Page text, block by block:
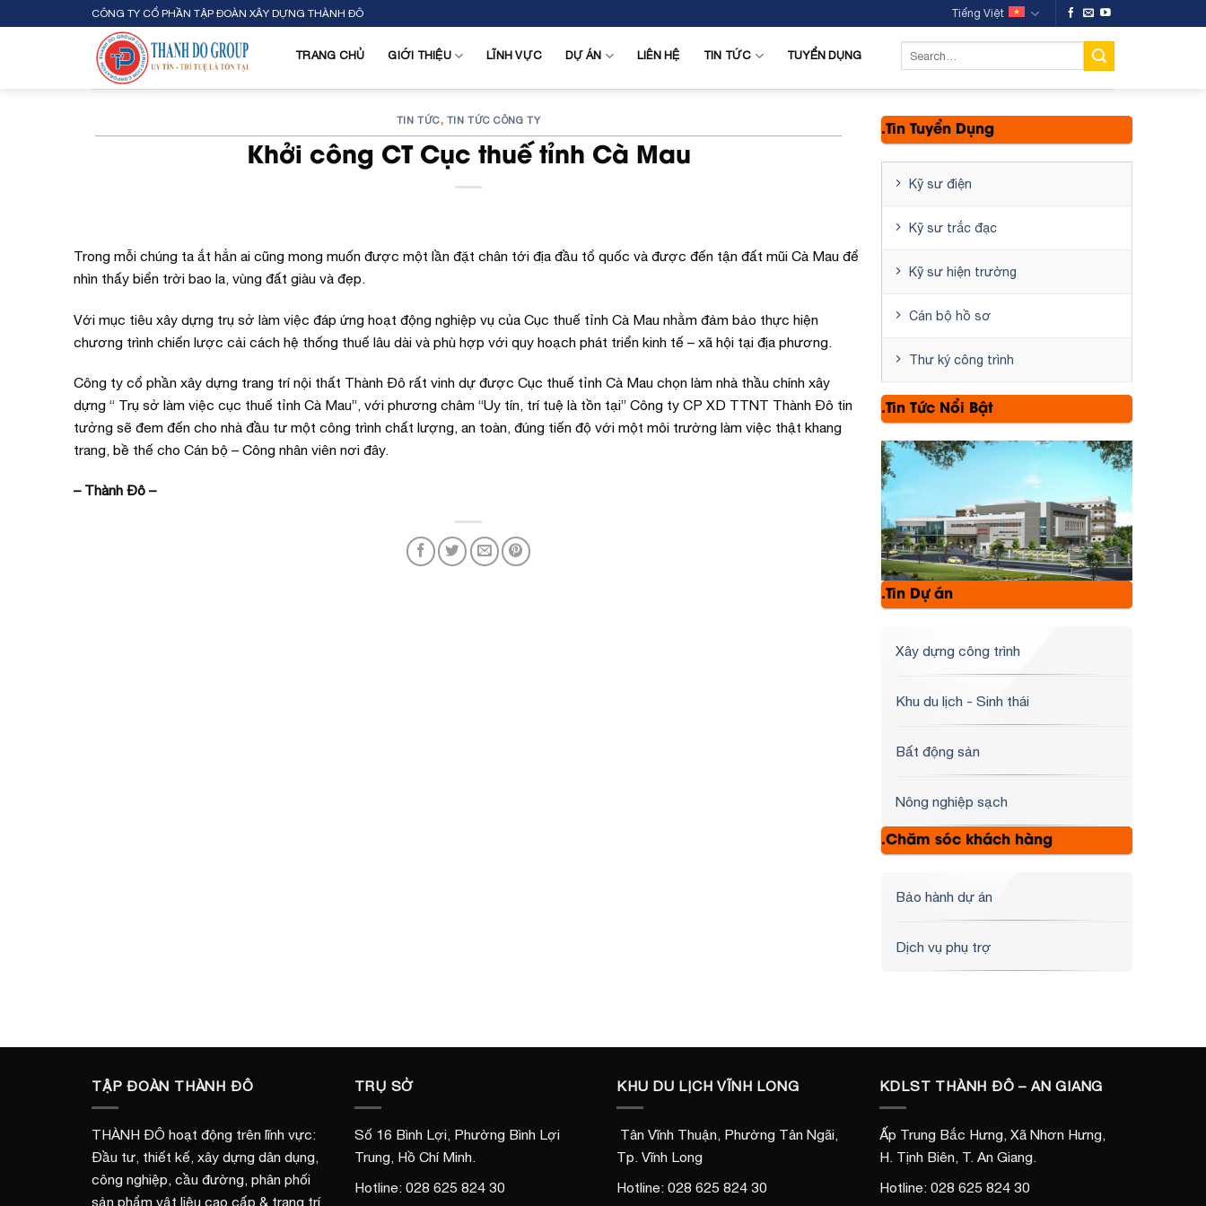
to
CÔNG TY CỔ PHẦN TẬP ĐOÀN XÂY DỰNG THÀNH ĐÔ Tiếng Việt
TRANG CHỦ GIỚI THIỆU LĨNH VỰC DỰ ÁN LIÊN HỆ TIN TỨC TUYỂN DỤNG
TIN TỨC, TIN TỨC CÔNG TY
Khởi công CT Cục thuế tỉnh Cà Mau
Trong mỗi chúng ta ắt hẳn ai cũng mong muốn được một lần đặt chân tới địa đầu tổ quốc và được đến tận đất mũi Cà Mau để
nhìn thấy biển trời bao la, vùng đất giàu và đẹp.
Với mục tiêu xây dựng trụ sở làm việc đáp ứng hoạt động nghiệp vụ của Cục thuế tỉnh Cà Mau nhằm đảm bảo thực hiện
chương trình chiến lược cải cách hệ thống thuế lâu dài và phù hợp với quy hoạch phát triển kinh tế – xã hội tại địa phương.
Công ty cổ phần xây dựng trang trí nội thất Thành Đô rất vinh dự được Cục thuế tỉnh Cà Mau chọn làm nhà thầu chính xây
dựng “ Trụ sở làm việc cục thuế tỉnh Cà Mau”, với phương châm “Uy tín, trí tuệ là tồn tại” Công ty CP XD TTNT Thành Đô tin
tưởng sẽ đem đến cho nhà đầu tư một công trình chất lượng, an toàn, đúng tiến độ với một môi trường làm việc thật khang
trang, bề thế cho Cán bộ – Công nhân viên nơi đây.
– Thành Đô –
.Tin Tuyển Dụng
Kỹ sư điện
Kỹ sư trắc đạc
Kỹ sư hiện trường
Cán bộ hồ sơ
Thư ký công trình
.Tin Tức Nổi Bật
.Tin Dự án
Xây dựng công trình
Khu du lịch - Sinh thái
Bất động sản
Nông nghiệp sạch
.Chăm sóc khách hàng
Bảo hành dự án
Dịch vụ phụ trợ
TẬP ĐOÀN THÀNH ĐÔ
THÀNH ĐÔ hoạt động trên lĩnh vực:
Đầu tư, thiết kế, xây dựng dân dụng,
công nghiệp, cầu đường, phân phối
sản phẩm vật liệu cao cấp & trang trí
TRỤ SỞ
Số 16 Bình Lợi, Phường Bình Lợi
Trung, Hồ Chí Minh.
Hotline: 028 625 824 30
KHU DU LỊCH VĨNH LONG
Tân Vĩnh Thuận, Phường Tân Ngãi,
Tp. Vĩnh Long
Hotline: 028 625 824 30
KDLST THÀNH ĐÔ – AN GIANG
Ấp Trung Bắc Hưng, Xã Nhơn Hưng,
H. Tịnh Biên, T. An Giang.
Hotline: 028 625 824 30